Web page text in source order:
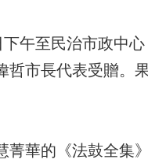
午至民治市政中
市長代表受贈。
菁華的《法鼓全集